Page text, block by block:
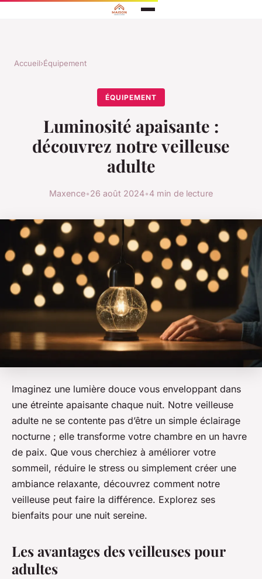
Accueil›Équipement
ÉQUIPEMENT
Luminosité apaisante :
découvrez notre veilleuse
adulte
Maxence•26 août 2024•4 min de lecture
Imaginez une lumière douce vous enveloppant dans
une étreinte apaisante chaque nuit. Notre veilleuse
adulte ne se contente pas d’être un simple éclairage
nocturne ; elle transforme votre chambre en un havre
de paix. Que vous cherchiez à améliorer votre
sommeil, réduire le stress ou simplement créer une
ambiance relaxante, découvrez comment notre
veilleuse peut faire la différence. Explorez ses
bienfaits pour une nuit sereine.
Les avantages des veilleuses pour
adultes